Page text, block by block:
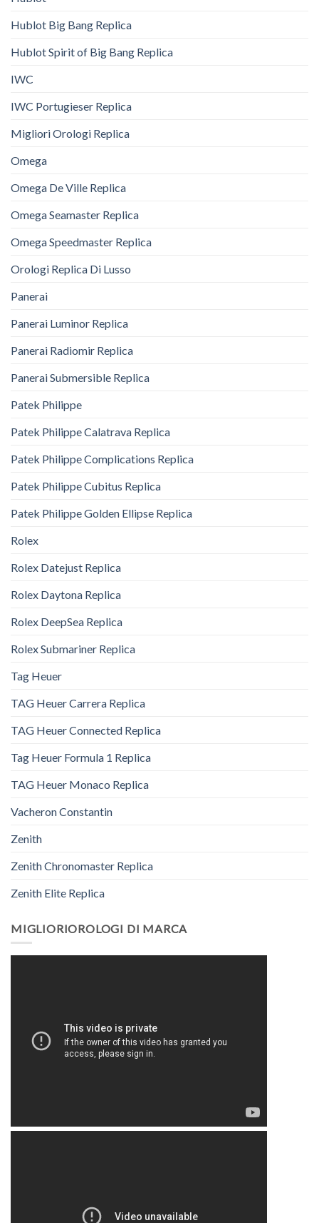
Hublot Big Bang Replica
Hublot Spirit of Big Bang Replica
IWC
IWC Portugieser Replica
Migliori Orologi Replica
Omega
Omega De Ville Replica
Omega Seamaster Replica
Omega Speedmaster Replica
Orologi Replica Di Lusso
Panerai
Panerai Luminor Replica
Panerai Radiomir Replica
Panerai Submersible Replica
Patek Philippe
Patek Philippe Calatrava Replica
Patek Philippe Complications Replica
Patek Philippe Cubitus Replica
Patek Philippe Golden Ellipse Replica
Rolex
Rolex Datejust Replica
Rolex Daytona Replica
Rolex DeepSea Replica
Rolex Submariner Replica
Tag Heuer
TAG Heuer Carrera Replica
TAG Heuer Connected Replica
Tag Heuer Formula 1 Replica
TAG Heuer Monaco Replica
Vacheron Constantin
Zenith
Zenith Chronomaster Replica
Zenith Elite Replica
MIGLIORIOROLOGI DI MARCA